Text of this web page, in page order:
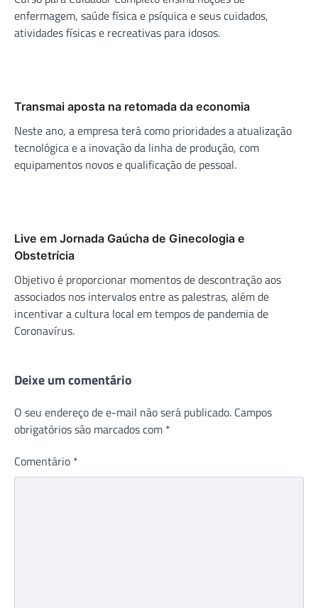
enfermagem, saúde física e psíquica e seus cuidados,
atividades físicas e recreativas para idosos.
Transmai aposta na retomada da economia
Neste ano, a empresa terá como prioridades a atualização
tecnológica e a inovação da linha de produção, com
equipamentos novos e qualificação de pessoal.
Live em Jornada Gaúcha de Ginecologia e
Obstetrícia
Objetivo é proporcionar momentos de descontração aos
associados nos intervalos entre as palestras, além de
incentivar a cultura local em tempos de pandemia de
Coronavírus.
Deixe um comentário
O seu endereço de e-mail não será publicado. Campos
obrigatórios são marcados com *
Comentário *